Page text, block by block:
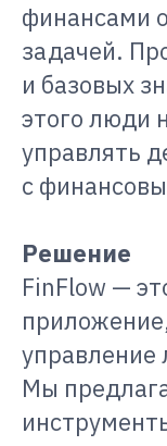
финансами
задачей.
и базовых
этого люди
управлять
с
Решение
FinFlow —
Мы